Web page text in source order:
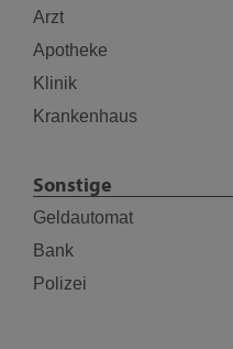
Arzt
Apotheke
Klinik
Krankenhaus
Sonstige
Geldautomat
Bank
Polizei